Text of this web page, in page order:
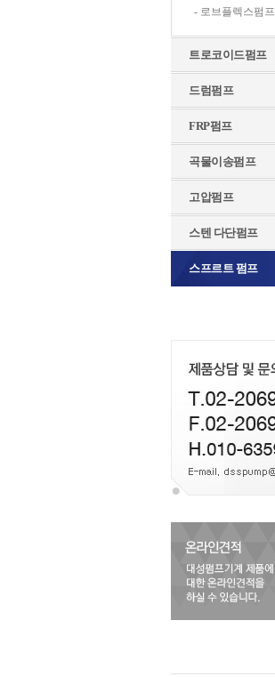
- 로브플렉스펌프
트로코이드펌프
드럼펌프
FRP펌프
곡물이송펌프
고압펌프
스텐 다단펌프
스프르트 펌프